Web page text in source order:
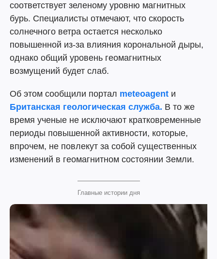
соответствует зеленому уровню магнитных
бурь. Специалисты отмечают, что скорость
солнечного ветра остается несколько
повышенной из-за влияния корональной дыры,
однако общий уровень геомагнитных
возмущений будет слаб.
Об этом сообщили портал meteoagent и
Британская геологическая служба. В то же
время ученые не исключают кратковременные
периоды повышенной активности, которые,
впрочем, не повлекут за собой существенных
изменений в геомагнитном состоянии Земли.
Главные истории дня